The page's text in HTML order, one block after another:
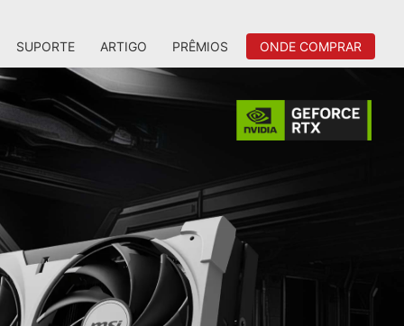
SUPORTE ARTIGO PRÊMIOS ONDE COMPRAR